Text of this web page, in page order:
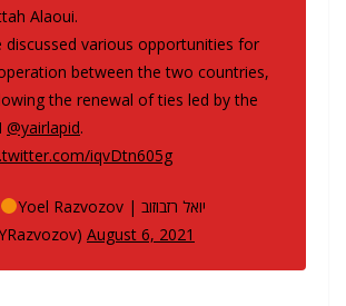
Alaoui.
discussed various opportunities for
between the two countries,
the renewal of ties led by the
@yairlapid.
iqvDtn605g
Yoel Razvozov | יואל רזבוזוב
August 6, 2021